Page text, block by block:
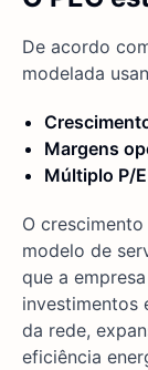
De acordo
modelada
Margens
Múltiplo P/
O
modelo de
que a
investimentos
da rede,
eficiência